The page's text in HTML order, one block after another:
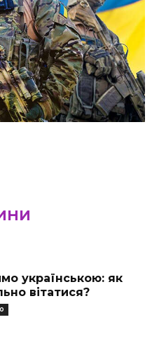
українською: як
вітатися?